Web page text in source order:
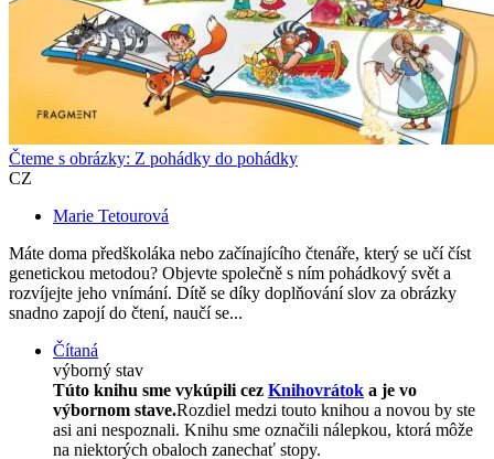
Čteme s obrázky: Z pohádky do pohádky
CZ
Marie Tetourová
Máte doma předškoláka nebo začínajícího čtenáře, který se učí číst
genetickou metodou? Objevte společně s ním pohádkový svět a
rozvíjejte jeho vnímání. Dítě se díky doplňování slov za obrázky
snadno zapojí do čtení, naučí se...
Čítaná
výborný stav
Túto knihu sme vykúpili cez Knihovrátok a je vo
výbornom stave.Rozdiel medzi touto knihou a novou by ste
asi ani nespoznali. Knihu sme označili nálepkou, ktorá môže
na niektorých obaloch zanechať stopy.